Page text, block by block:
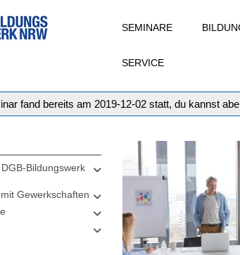
SEMINARE
SERVICE
fand bereits am 2019-12-02 statt, du kannst
DGB-Bildungswerk
Gewerkschaften